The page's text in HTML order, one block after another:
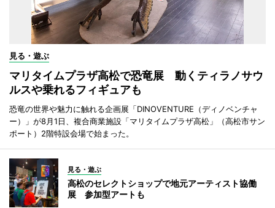
見る・遊ぶ
マリタイムプラザ高松で恐竜展 動くティラノサウ
ルスや乗れるフィギュアも
恐竜の世界や魅力に触れる企画展「DINOVENTURE（ディノベンチャ
ー）」が8月1日、複合商業施設「マリタイムプラザ高松」（高松市サン
ポート）2階特設会場で始まった。
見る・遊ぶ
高松のセレクトショップで地元アーティスト協働
展 参加型アートも